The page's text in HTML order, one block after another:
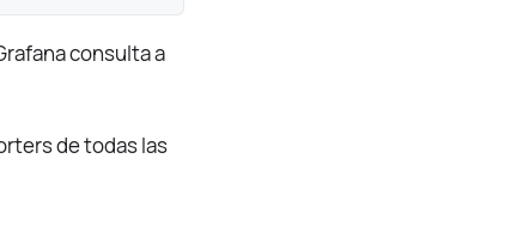
consulta a
de todas las